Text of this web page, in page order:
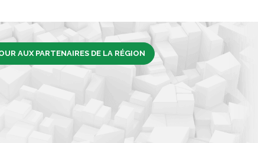
AUX PARTENAIRES DE LA RÉGION